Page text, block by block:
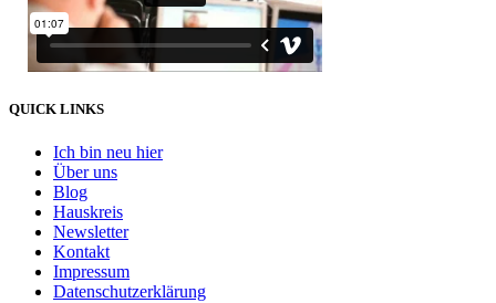
QUICK LINKS
Ich bin neu hier
Über uns
Blog
Hauskreis
Newsletter
Kontakt
Impressum
Datenschutzerklärung